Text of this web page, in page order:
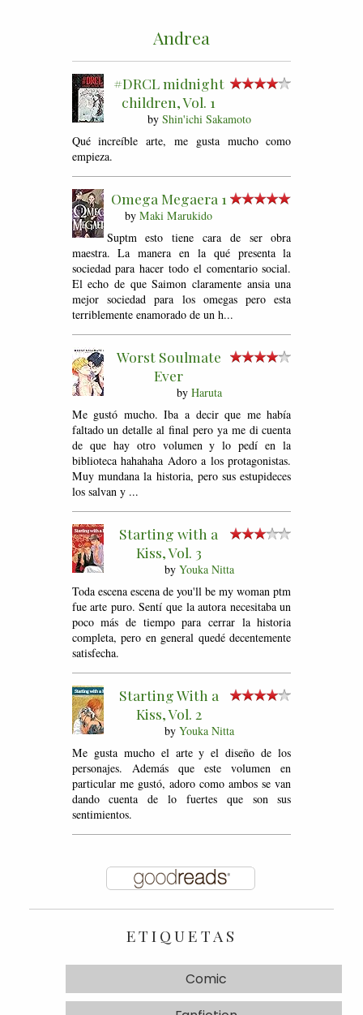
Andrea
#DRCL midnight
children, Vol. 1
by Shin'ichi Sakamoto
Qué increíble arte, me gusta mucho como
empieza.
Omega Megaera 1
by Maki Marukido
Suptm esto tiene cara de ser obra
maestra. La manera en la qué presenta la
sociedad para hacer todo el comentario social.
El echo de que Saimon claramente ansia una
mejor sociedad para los omegas pero esta
terriblemente enamorado de un h...
Worst Soulmate
Ever
by Haruta
Me gustó mucho. Iba a decir que me había
faltado un detalle al final pero ya me di cuenta
de que hay otro volumen y lo pedí en la
biblioteca hahahaha Adoro a los protagonistas.
Muy mundana la historia, pero sus estupideces
los salvan y ...
Starting with a
Kiss, Vol. 3
by Youka Nitta
Toda escena escena de you'll be my woman ptm
fue arte puro. Sentí que la autora necesitaba un
poco más de tiempo para cerrar la historia
completa, pero en general quedé decentemente
satisfecha.
Starting With a
Kiss, Vol. 2
by Youka Nitta
Me gusta mucho el arte y el diseño de los
personajes. Además que este volumen en
particular me gustó, adoro como ambos se van
dando cuenta de lo fuertes que son sus
sentimientos.
ETIQUETAS
Comic